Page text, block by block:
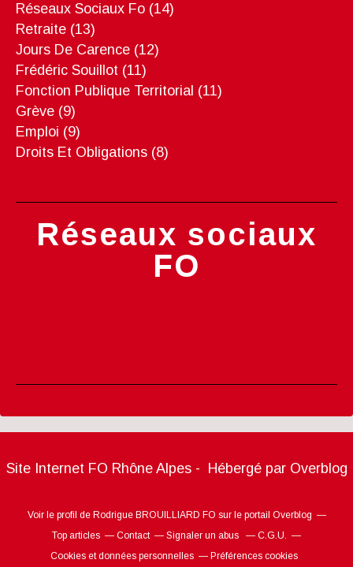
Réseaux Sociaux Fo (14)
Retraite (13)
Jours De Carence (12)
Frédéric Souillot (11)
Fonction Publique Territorial (11)
Grève (9)
Emploi (9)
Droits Et Obligations (8)
Réseaux sociaux
FO
Site Internet FO Rhône Alpes - Hébergé par Overblog
Voir le profil de Rodrigue BROUILLIARD FO sur le portail Overblog
Top articles
Contact Signaler un abus
C.G.U.
Cookies et données personnelles
Préférences cookies